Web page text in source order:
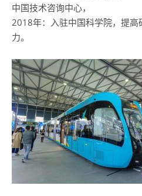
中国技术咨询中心，
2018年：入驻中国科学院，提高
力。